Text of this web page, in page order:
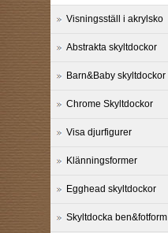
Visningsställ i akrylsko
Abstrakta skyltdockor
Barn&Baby skyltdockor
Chrome Skyltdockor
Visa djurfigurer
Klänningsformer
Egghead skyltdockor
Skyltdocka ben&fotform